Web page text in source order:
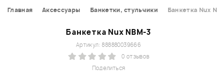
Главная Аксессуары Банкетки, стульчики Банкетка Nux
Банкетка Nux NBM-3
Поделиться
Артикул: 888880039666
0 отзывов